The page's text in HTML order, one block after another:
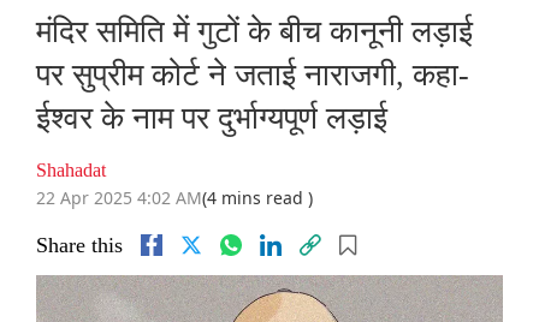
मंदिर समिति में गुटों के बीच कानूनी लड़ाई
पर सुप्रीम कोर्ट ने जताई नाराजगी, कहा-
ईश्वर के नाम पर दुर्भाग्यपूर्ण लड़ाई
Shahadat
22 Apr 2025 4:02 AM(4 mins read )
Share this